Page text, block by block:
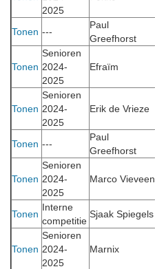
2025
Tonen ---
Paul
Greefhorst
Tonen
Senioren
2024-
2025
Efraïm
Tonen
Senioren
2024-
2025
Erik de Vrieze
Tonen ---
Paul
Greefhorst
Tonen
Senioren
2024-
2025
Marco Vieveen
Tonen
Interne
competitie
Sjaak Spiegels
Tonen
Senioren
2024-
2025
Marnix